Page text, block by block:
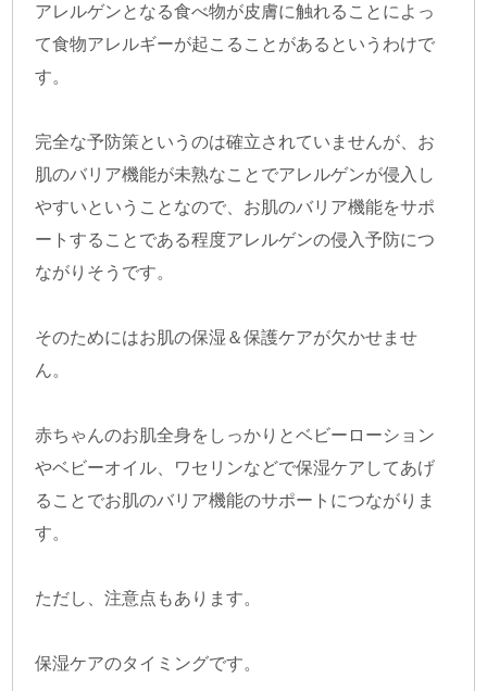
アレルゲンとなる食べ物が皮膚に触れることによっ
て食物アレルギーが起こることがあるというわけで
す。
完全な予防策というのは確立されていませんが、お
肌のバリア機能が未熟なことでアレルゲンが侵入し
やすいということなので、お肌のバリア機能をサポ
ートすることである程度アレルゲンの侵入予防につ
ながりそうです。
そのためにはお肌の保湿＆保護ケアが欠かせませ
ん。
赤ちゃんのお肌全身をしっかりとベビーローション
やベビーオイル、ワセリンなどで保湿ケアしてあげ
ることでお肌のバリア機能のサポートにつながりま
す。
ただし、注意点もあります。
保湿ケアのタイミングです。